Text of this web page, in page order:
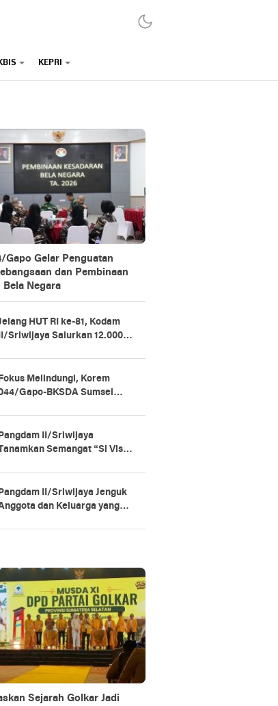
KEPRI
Gapo Gelar Penguatan
dan Pembinaan
Bela Negara
HUT RI ke-81, Kodam
Sriwijaya Salurkan 12.000
Melindungi, Korem
Gapo-BKSDA Sumsel
II/Sriwijaya
Semangat “Si Vis
II/Sriwijaya Jenguk
dan Keluarga yang
Sejarah Golkar Jadi